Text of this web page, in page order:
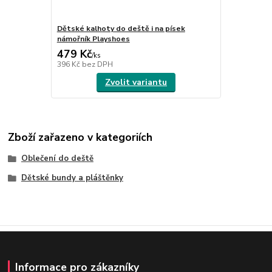
Dětské kalhoty do deště i na písek
námořník Playshoes
479 Kč/ks
396 Kč bez DPH
Zvolit variantu
Zboží zařazeno v kategoriích
Oblečení do deště
Dětské bundy a pláštěnky
Informace pro zákazníky